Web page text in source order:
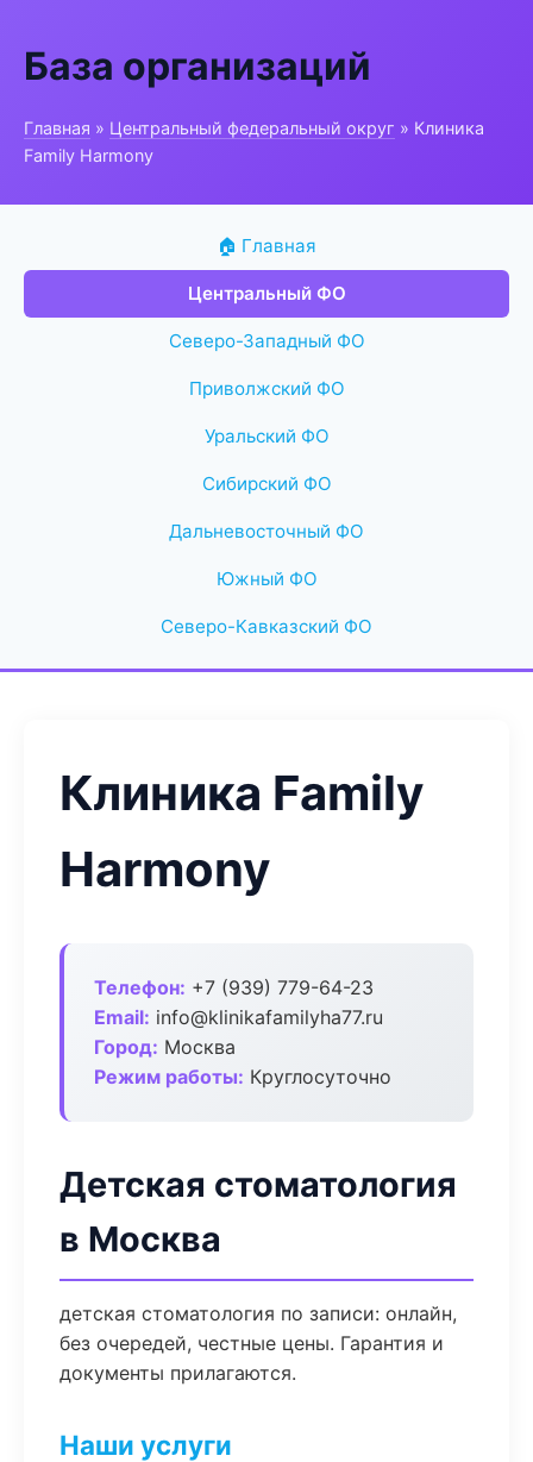
База организаций
Главная » Центральный федеральный округ » Клиника
Family Harmony
🏠 Главная
Центральный ФО
Северо-Западный ФО
Приволжский ФО
Уральский ФО
Сибирский ФО
Дальневосточный ФО
Южный ФО
Северо-Кавказский ФО
Клиника Family
Harmony
Телефон: +7 (939) 779-64-23
Email: info@klinikafamilyha77.ru
Город: Москва
Режим работы: Круглосуточно
Детская стоматология
в Москва
детская стоматология по записи: онлайн,
без очередей, честные цены. Гарантия и
документы прилагаются.
Наши услуги